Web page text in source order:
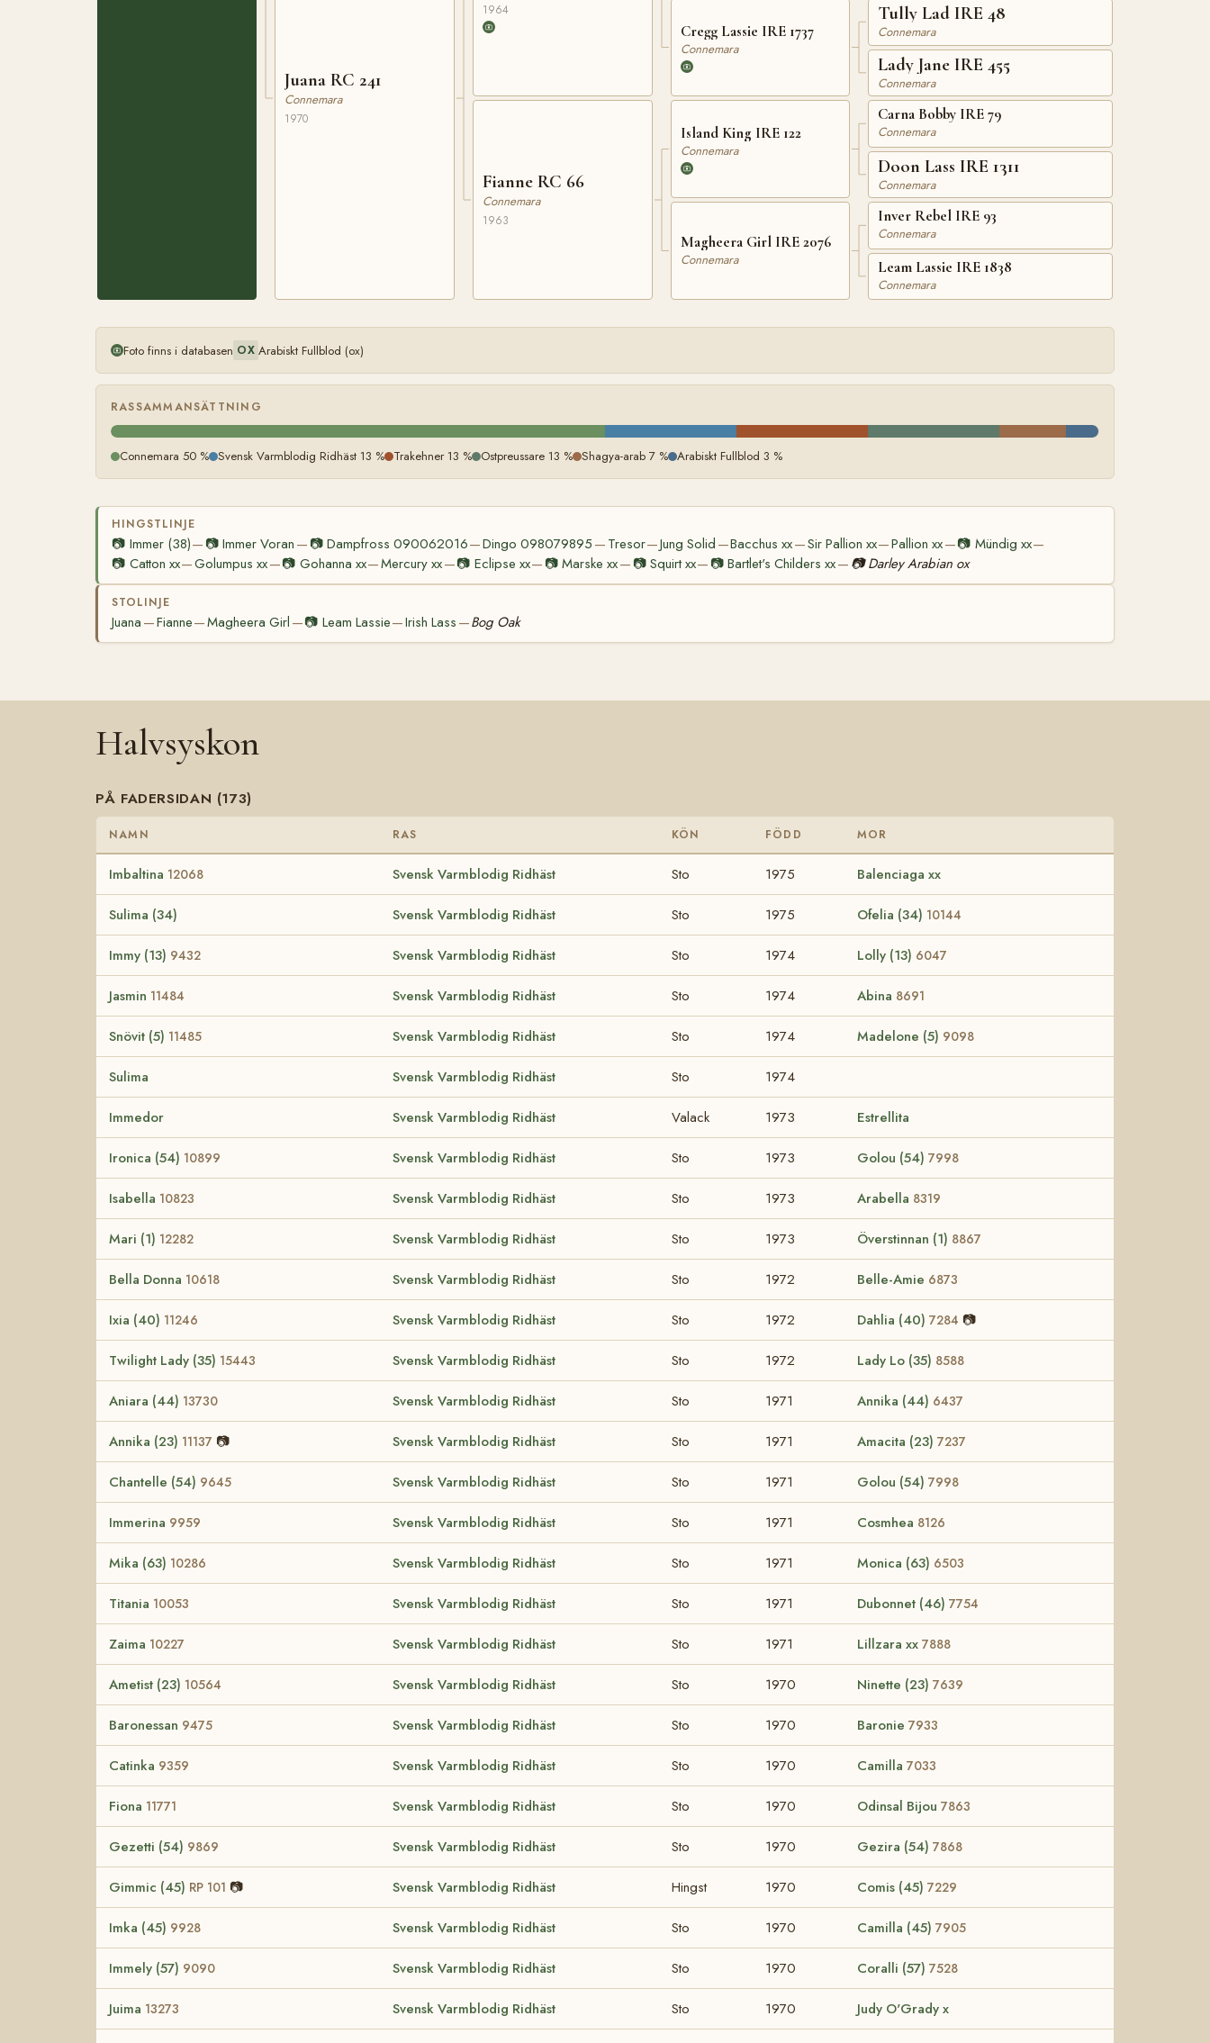
Juana RC 241
Connemara
1970
1964
Fianne RC 66
Connemara
1963
Cregg Lassie IRE 1737
Connemara
Island King IRE 122
Connemara
Magheera Girl IRE 2076
Connemara
Tully Lad IRE 48
Connemara
Lady Jane IRE 455
Connemara
Carna Bobby IRE 79
Connemara
Doon Lass IRE 1311
Connemara
Inver Rebel IRE 93
Connemara
Leam Lassie IRE 1838
Connemara
Foto finns i databasen OX Arabiskt Fullblod (ox)
RASSAMMANSÄTTNING
Connemara 50 % Svensk Varmblodig Ridhäst 13 % Trakehner 13 % Ostpreussare 13 % Shagya-arab 7 % Arabiskt Fullblod 3 %
HINGSTLINJE
📷 Immer (38)— 📷Immer Voran — 📷 Dampfross 090062016—Dingo 098079895 — Tresor—Jung Solid —Bacchus xx—Sir Pallion xx—Pallion xx—📷 Mündig xx—
📷 Catton xx—Golumpus xx—📷 Gohanna xx—Mercury xx—📷 Eclipse xx— 📷Marske xx— 📷 Squirt xx— 📷 Bartlet's Childers xx— 📷 Darley Arabian ox
STOLINJE
Juana —Fianne—Magheera Girl —📷 Leam Lassie—Irish Lass —Bog Oak
Halvsyskon
PÅ FADERSIDAN (173)
NAMN RAS KÖN FÖDD MOR
Imbaltina 12068 Svensk Varmblodig Ridhäst Sto 1975 Balenciaga xx
Sulima (34) Svensk Varmblodig Ridhäst Sto 1975 Ofelia (34) 10144
Immy (13) 9432 Svensk Varmblodig Ridhäst Sto 1974 Lolly (13) 6047
Jasmin 11484 Svensk Varmblodig Ridhäst Sto 1974 Abina 8691
Snövit (5) 11485 Svensk Varmblodig Ridhäst Sto 1974 Madelone (5) 9098
Sulima Svensk Varmblodig Ridhäst Sto 1974
Immedor Svensk Varmblodig Ridhäst Valack 1973 Estrellita
Ironica (54) 10899 Svensk Varmblodig Ridhäst Sto 1973 Golou (54) 7998
Isabella 10823 Svensk Varmblodig Ridhäst Sto 1973 Arabella 8319
Mari (1) 12282 Svensk Varmblodig Ridhäst Sto 1973 Överstinnan (1) 8867
Bella Donna 10618 Svensk Varmblodig Ridhäst Sto 1972 Belle-Amie 6873
Ixia (40) 11246 Svensk Varmblodig Ridhäst Sto 1972 Dahlia (40) 7284 📷
Twilight Lady (35) 15443 Svensk Varmblodig Ridhäst Sto 1972 Lady Lo (35) 8588
Aniara (44) 13730 Svensk Varmblodig Ridhäst Sto 1971 Annika (44) 6437
Annika (23) 11137 📷 Svensk Varmblodig Ridhäst Sto 1971 Amacita (23) 7237
Chantelle (54) 9645 Svensk Varmblodig Ridhäst Sto 1971 Golou (54) 7998
Immerina 9959 Svensk Varmblodig Ridhäst Sto 1971 Cosmhea 8126
Mika (63) 10286 Svensk Varmblodig Ridhäst Sto 1971 Monica (63) 6503
Titania 10053 Svensk Varmblodig Ridhäst Sto 1971 Dubonnet (46) 7754
Zaima 10227 Svensk Varmblodig Ridhäst Sto 1971 Lillzara xx 7888
Ametist (23) 10564 Svensk Varmblodig Ridhäst Sto 1970 Ninette (23) 7639
Baronessan 9475 Svensk Varmblodig Ridhäst Sto 1970 Baronie 7933
Catinka 9359 Svensk Varmblodig Ridhäst Sto 1970 Camilla 7033
Fiona 11771 Svensk Varmblodig Ridhäst Sto 1970 Odinsal Bijou 7863
Gezetti (54) 9869 Svensk Varmblodig Ridhäst Sto 1970 Gezira (54) 7868
Gimmic (45) RP 101 📷 Svensk Varmblodig Ridhäst Hingst 1970 Comis (45) 7229
Imka (45) 9928 Svensk Varmblodig Ridhäst Sto 1970 Camilla (45) 7905
Immely (57) 9090 Svensk Varmblodig Ridhäst Sto 1970 Coralli (57) 7528
Juima 13273 Svensk Varmblodig Ridhäst Sto 1970 Judy O'Grady x